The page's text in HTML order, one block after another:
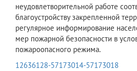
неудовлетворительной работе
благоустройству закрепленной
регулярное информирование
мер пожарной безопасности в
пожароопасного режима.
12636128-57173014-57173018